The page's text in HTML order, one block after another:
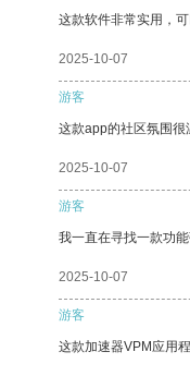
这款软件非常实用，
2025-10-07
游客
这款app的社区氛围很
2025-10-07
游客
我一直在寻找一款功
2025-10-07
游客
这款加速器VPM应用